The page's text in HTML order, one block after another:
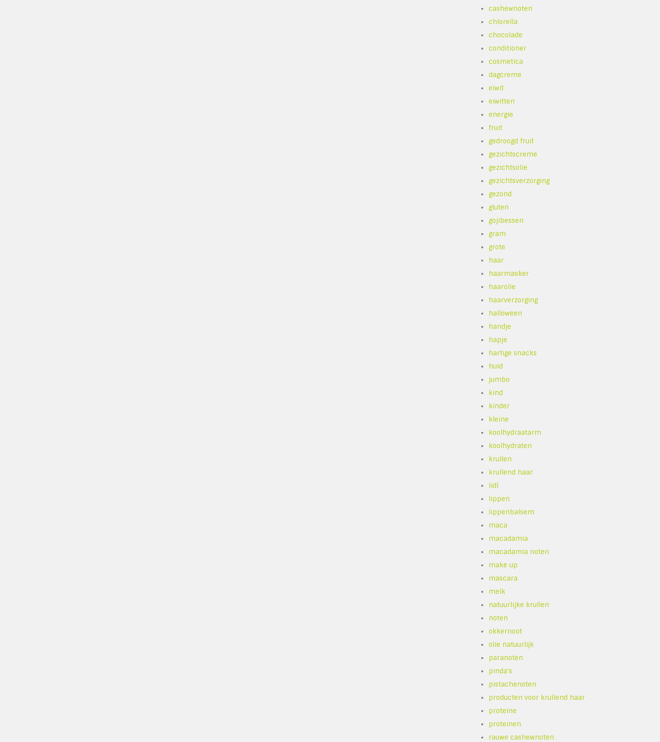
cashewnoten
chlorella
chocolade
conditioner
cosmetica
dagcreme
eiwit
eiwitten
energie
fruit
gedroogd fruit
gezichtscreme
gezichtsolie
gezichtsverzorging
gezond
gluten
gojibessen
gram
grote
haar
haarmasker
haarolie
haarverzorging
halloween
handje
hapje
hartige snacks
huid
jumbo
kind
kinder
kleine
koolhydraatarm
koolhydraten
krullen
krullend haar
lidl
lippen
lippenbalsem
maca
macadamia
macadamia noten
make up
mascara
melk
natuurlijke krullen
noten
okkernoot
olie natuurlijk
paranoten
pinda's
pistachenoten
producten voor krullend haar
proteine
proteinen
rauwe cashewnoten